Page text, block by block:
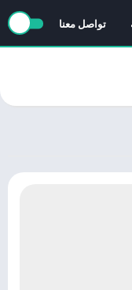
تواصل معنا